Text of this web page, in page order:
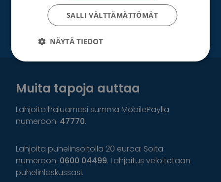
Yrityksille
Muita tapoja auttaa
Lahjoita haluamasi summa MobilePaylla
numeroon: 47770.
Lahjoita puhelinsoitolla 20 euroa: Soita
numeroon: 0600 04499. Lahjoitus veloitetaan
puhelinlaskussasi.
SALLI VÄLTTÄMÄTTÖMÄT
NÄYTÄ TIEDOT